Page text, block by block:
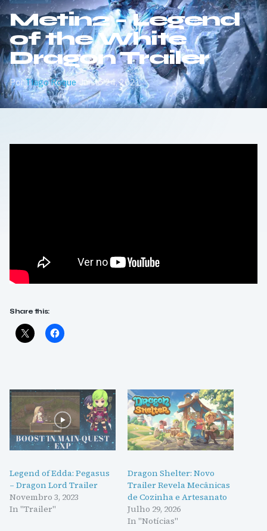
Metin2 – Legend
of the White
Dragon Trailer
PorTiago Roque·Junho 24, 2021
Share this:
Legend of Edda: Pegasus
– Dragon Lord Trailer
Novembro 3, 2023
In "Trailer"
Dragon Shelter: Novo
Trailer Revela Mecânicas
de Cozinha e Artesanato
Julho 29, 2026
In "Notícias"